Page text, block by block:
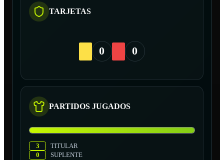
TARJETAS
0 0
PARTIDOS JUGADOS
3
TITULAR
0
SUPLENTE